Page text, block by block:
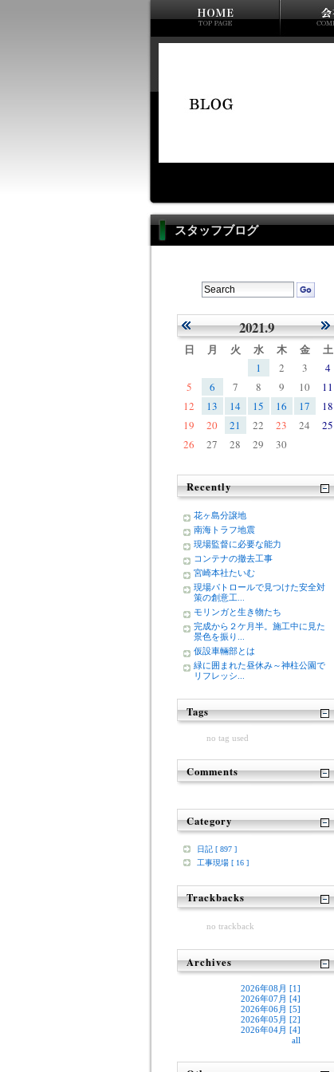
スタッフブログ
2021.9
日 月 火 水 木 金 土
1 2 3
4
5
6 7 8 9 10
11
12
13 14 15 16 17
18
19
20 21 22 23 24
25
26
27 28 29 30
Recently
花ヶ島分譲地
南海トラフ地震
現場監督に必要な能力
コンテナの撤去工事
宮崎本社たいむ
現場パトロールで見つけた安全対
策の創意工...
モリンガと生き物たち
完成から２ケ月半。施工中に見た
景色を振り...
仮設車輛部とは
緑に囲まれた昼休み～神柱公園で
リフレッシ...
Tags
no tag used
Comments
Category
日記 [ 897 ]
工事現場 [ 16 ]
Trackbacks
no trackback
Archives
2026年08月 [1]
2026年07月 [4]
2026年06月 [5]
2026年05月 [2]
2026年04月 [4]
all